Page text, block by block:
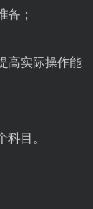
备；
高实际操作能
科目。